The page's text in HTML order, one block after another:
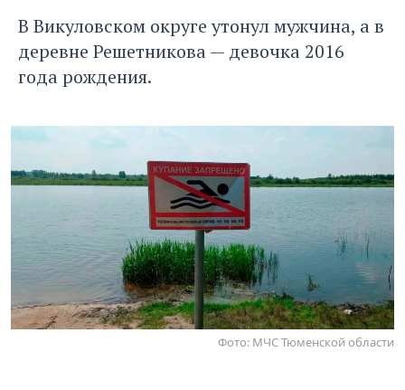
В Викуловском округе утонул мужчина, а в
деревне Решетникова — девочка 2016
года рождения.
Фото: МЧС Тюменской области